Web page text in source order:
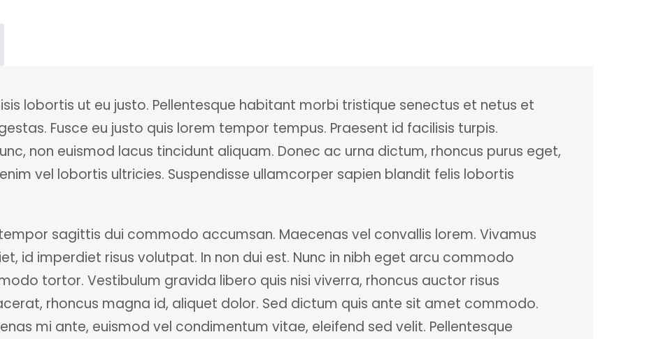
lobortis ut eu justo. Pellentesque habitant morbi tristique senectus et netus et
Fusce eu justo quis lorem tempor tempus. Praesent id facilisis turpis.
non euismod lacus tincidunt aliquam. Donec ac urna dictum, rhoncus purus eget,
vel lobortis ultricies. Suspendisse ullamcorper sapien blandit felis lobortis
sagittis dui commodo accumsan. Maecenas vel convallis lorem. Vivamus
id imperdiet risus volutpat. In non dui est. Nunc in nibh eget arcu commodo
tortor. Vestibulum gravida libero quis nisi viverra, rhoncus auctor risus
rhoncus magna id, aliquet dolor. Sed dictum quis ante sit amet commodo.
mi ante, euismod vel condimentum vitae, eleifend sed velit. Pellentesque